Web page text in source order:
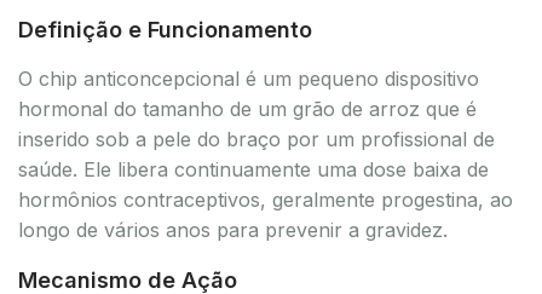
Definição e Funcionamento
O chip anticoncepcional é um pequeno dispositivo
hormonal do tamanho de um grão de arroz que é
inserido sob a pele do braço por um profissional de
saúde. Ele libera continuamente uma dose baixa de
hormônios contraceptivos, geralmente progestina, ao
longo de vários anos para prevenir a gravidez.
Mecanismo de Ação